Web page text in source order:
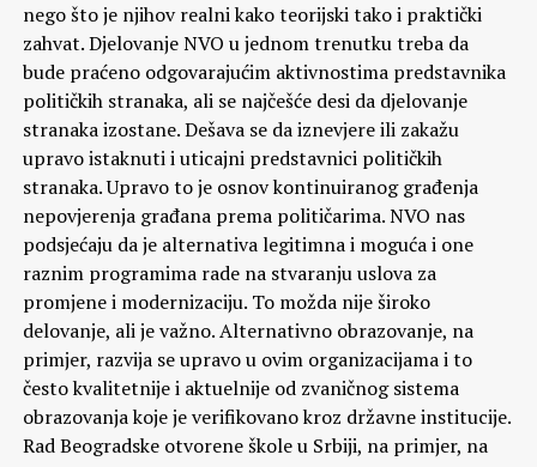
nego što je njihov realni kako teorijski tako i praktički
zahvat. Djelovanje NVO u jednom trenutku treba da
bude praćeno odgovarajućim aktivnostima predstavnika
političkih stranaka, ali se najčešće desi da djelovanje
stranaka izostane. Dešava se da iznevjere ili zakažu
upravo istaknuti i uticajni predstavnici političkih
stranaka. Upravo to je osnov kontinuiranog građenja
nepovjerenja građana prema političarima. NVO nas
podsjećaju da je alternativa legitimna i moguća i one
raznim programima rade na stvaranju uslova za
promjene i modernizaciju. To možda nije široko
delovanje, ali je važno. Alternativno obrazovanje, na
primjer, razvija se upravo u ovim organizacijama i to
često kvalitetnije i aktuelnije od zvaničnog sistema
obrazovanja koje je verifikovano kroz državne institucije.
Rad Beogradske otvorene škole u Srbiji, na primjer, na